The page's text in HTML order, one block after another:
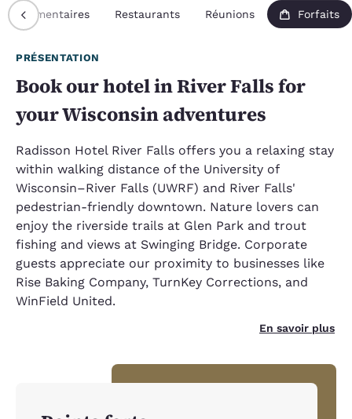
Commentaires Restaurants Réunions Forfaits
PRÉSENTATION
Book our hotel in River Falls for
your Wisconsin adventures
Radisson Hotel River Falls offers you a relaxing stay
within walking distance of the University of
Wisconsin–River Falls (UWRF) and River Falls'
pedestrian-friendly downtown. Nature lovers can
enjoy the riverside trails at Glen Park and trout
fishing and views at Swinging Bridge. Corporate
guests appreciate our proximity to businesses like
Rise Baking Company, TurnKey Corrections, and
WinField United.
En savoir plus